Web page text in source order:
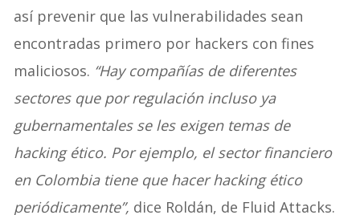
así prevenir que las vulnerabilidades sean
encontradas primero por hackers con fines
maliciosos. “Hay compañías de diferentes
sectores que por regulación incluso ya
gubernamentales se les exigen temas de
hacking ético. Por ejemplo, el sector financiero
en Colombia tiene que hacer hacking ético
periódicamente”, dice Roldán, de Fluid Attacks.